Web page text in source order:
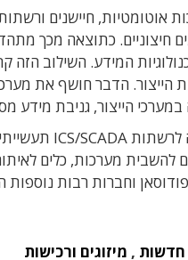
אוטומטיות, חיישנים
חיצוניים. כתוצאה מכך
המידע. השילוב הזה
הייצור. הדבר חושף את
הייצור, גניבת מידע
לרשתות ICS/SCADA
להשבית מערכות, כלים
וחברות רבות נוספות
חדשות , מיזוגים ורכישות